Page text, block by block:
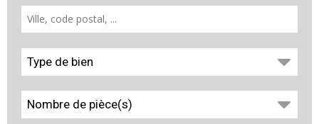
Type de bien
Nombre de pièce(s)